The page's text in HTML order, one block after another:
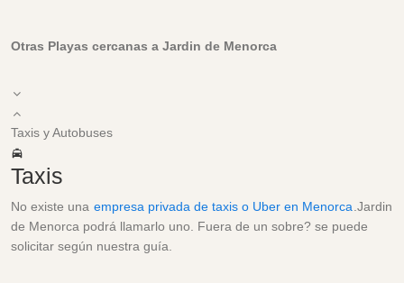
Otras Playas cercanas a Jardin de Menorca
Taxis y Autobuses
Taxis
No existe una empresa privada de taxis o Uber en Menorca .Jardin
de Menorca podrá llamarlo uno. Fuera de un sobre? se puede
solicitar según nuestra guía.